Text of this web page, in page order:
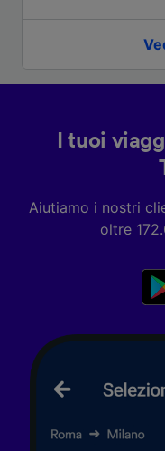
I tuoi
Aiutiamo i nostri
oltre
Scansione attiva
dispositivo ai fini
accedervi.
pubblico,
Elenco dei